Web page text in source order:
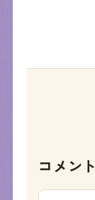
コメント